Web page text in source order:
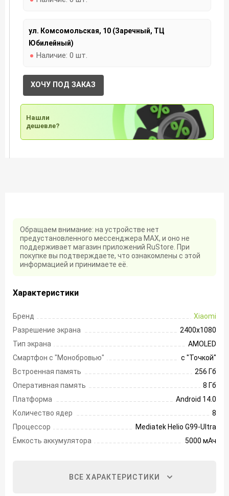
ул. Комсомольская, 10 (Заречный, ТЦ
Юбилейный)
Наличие: 0 шт.
ХОЧУ ПОД ЗАКАЗ
Нашли
дешевле?
Обращаем внимание: на устройстве нет
предустановленного мессенджера MAX, и оно не
поддерживает магазин приложений RuStore. При
покупке вы подтверждаете, что ознакомлены с этой
информацией и принимаете её.
Характеристики
Бренд
Xiaomi
Разрешение экрана
2400х1080
Тип экрана
AMOLED
Смартфон с "Монобровью"
с "Точкой"
Встроенная память
256 Гб
Оперативная память
8 Гб
Платформа
Android 14.0
Количество ядер
8
Процессор
Mediatek Helio G99-Ultra
Ёмкость аккумулятора
5000 мАч
ВСЕ ХАРАКТЕРИСТИКИ